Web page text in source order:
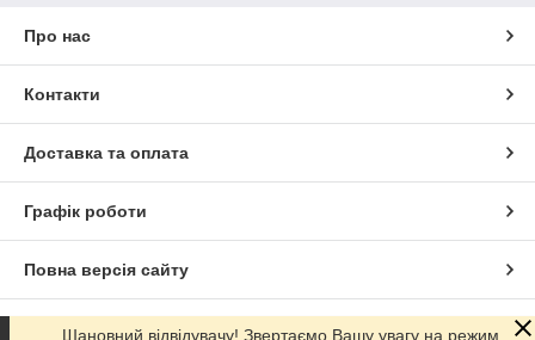
Про нас
Контакти
Доставка та оплата
Графік роботи
Повна версія сайту
Сайт створено на маркетплейсі Prom.ua
Шановний відвідувачу! Звертаємо Вашу увагу на режим